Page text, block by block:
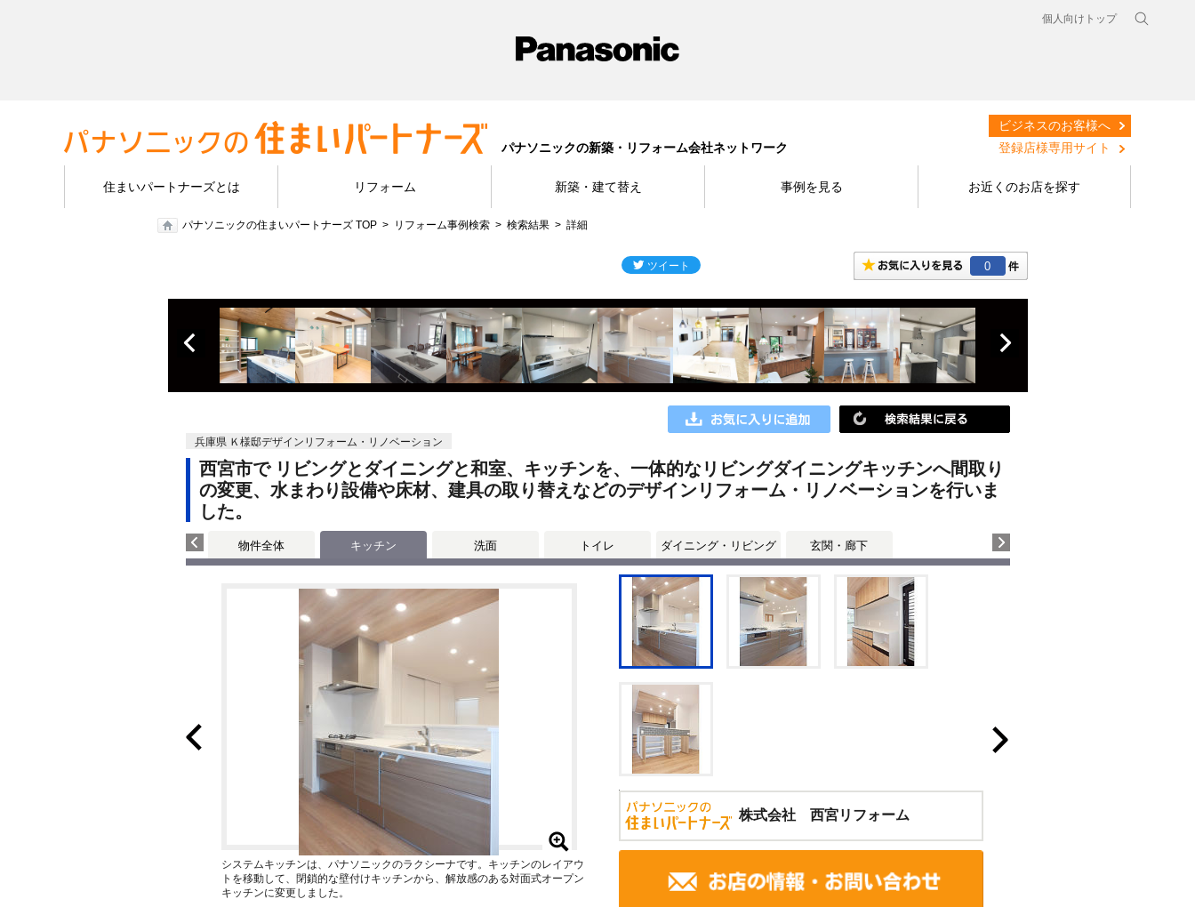
個人向けトップ
パナソニックの新築・リフォーム会社ネットワーク
ビジネスのお客様へ
登録店様専用サイト
住まいパートナーズとは リフォーム 新築・建て替え 事例を見る お近くのお店を探す
パナソニックの住まいパートナーズ TOP リフォーム事例検索 検索結果 詳細
0
兵庫県 Ｋ様邸デザインリフォーム・リノベーション
西宮市で リビングとダイニングと和室、キッチンを、一体的なリビングダイニングキッチンへ間取り
の変更、水まわり設備や床材、建具の取り替えなどのデザインリフォーム・リノベーションを行いま
した。
物件全体 キッチン 洗面 トイレ ダイニング・リビング 玄関・廊下
株式会社 西宮リフォーム
システムキッチンは、パナソニックのラクシーナです。キッチンのレイアウ
トを移動して、閉鎖的な壁付けキッチンから、解放感のある対面式オープン
キッチンに変更しました。